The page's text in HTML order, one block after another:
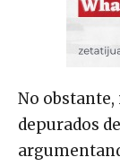
No
depurados